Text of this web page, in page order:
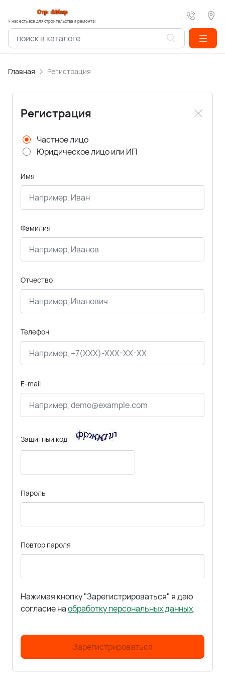
У нас есть все для строительства и ремонта!
Главная Регистрация
Регистрация
Частное лицо
Юридическое лицо или ИП
Имя
Фамилия
Отчество
Телефон
E-mail
Защитный код
Пароль
Повтор пароля
Нажимая кнопку "Зарегистрироваться" я даю
согласие наобработку персональных данных.
Зарегистрироваться